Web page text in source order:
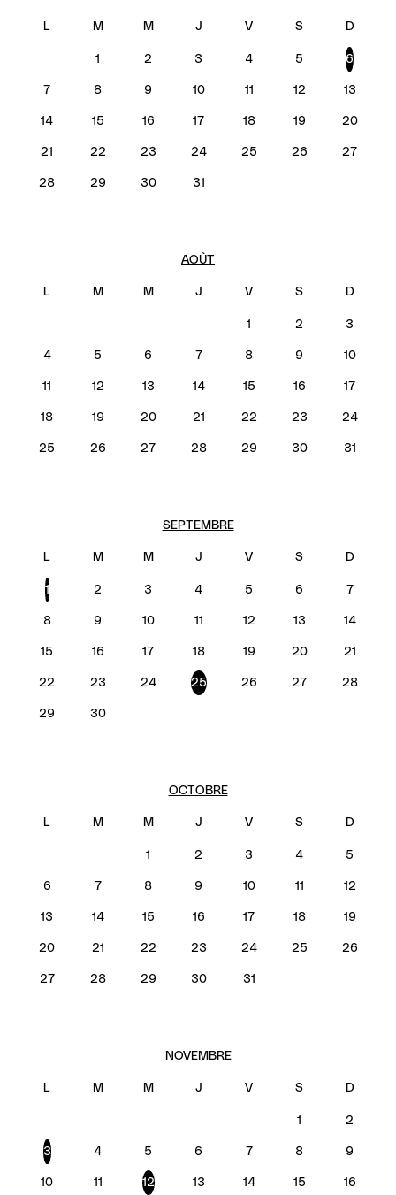
1 2 3 4 5 6
7 8 9 10 11 12 13
14 15 16 17 18 19 20
21 22 23 24 25 26 27
28 29 30 31
AOÛT
1 2 3
4 5 6 7 8 9 10
11 12 13 14 15 16 17
18 19 20 21 22 23 24
25 26 27 28 29 30 31
SEPTEMBRE
1 2 3 4 5 6 7
8 9 10 11 12 13 14
15 16 17 18 19 20 21
22 23 24 25 26 27 28
29 30
OCTOBRE
1 2 3 4 5
6 7 8 9 10 11 12
13 14 15 16 17 18 19
20 21 22 23 24 25 26
27 28 29 30 31
NOVEMBRE
1 2
3 4 5 6 7 8 9
10 11 12 13 14 15 16